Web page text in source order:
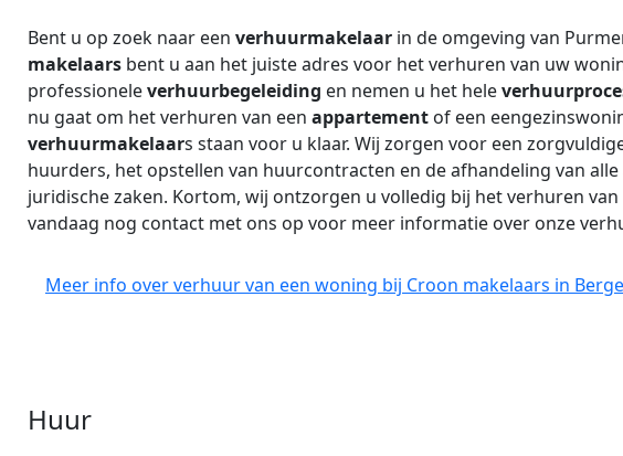
Bent u op zoek naar een verhuurmakelaar in de omgeving van
makelaars bent u aan het juiste adres voor het verhuren van uw
professioneleverhuurbegeleiding en nemen u het hele
nu gaat om het verhuren van een appartement of een
verhuurmakelaars staan voor u klaar. Wij zorgen voor een
huurders, het opstellen van huurcontracten en de afhandeling van
juridische zaken. Kortom, wij ontzorgen u volledig bij het verhuren
vandaag nog contact met ons op voor meer informatie over onze
Meer info over verhuur van een woning bij Croon makelaars in
Huur